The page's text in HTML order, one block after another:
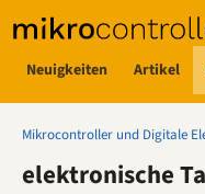
Neuigkeiten Artikel
Mikrocontroller und Digitale
elektronische